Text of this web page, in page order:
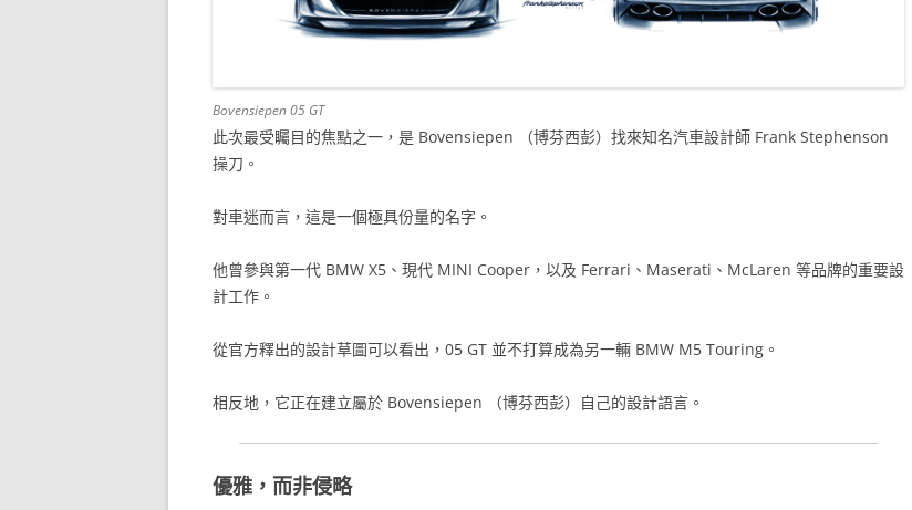
Bovensiepen 05 GT
此次最受矚目的焦點之一，是 Bovensiepen （博芬西彭）找來知名汽車設計師 Frank Stephenson
操刀。
對車迷而言，這是一個極具份量的名字。
他曾參與第一代 BMW X5、現代 MINI Cooper，以及 Ferrari、Maserati、McLaren 等品牌的重要設
計工作。
從官方釋出的設計草圖可以看出，05 GT 並不打算成為另一輛 BMW M5 Touring。
相反地，它正在建立屬於 Bovensiepen （博芬西彭）自己的設計語言。
優雅，而非侵略